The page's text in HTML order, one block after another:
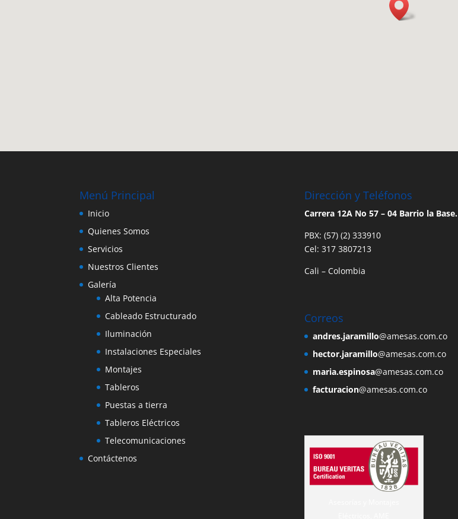
Menú Principal
Inicio
Quienes Somos
Servicios
Nuestros Clientes
Galería
Alta Potencia
Cableado Estructurado
Iluminación
Instalaciones Especiales
Montajes
Tableros
Puestas a tierra
Tableros Eléctricos
Telecomunicaciones
Contáctenos
Dirección y Teléfonos
Carrera 12A No 57 – 04 Barrio la Base.
PBX: (57) (2) 333910
Cel: 317 3807213
Cali – Colombia
Correos
andres.jaramillo@amesas.com.co
hector.jaramillo@amesas.com.co
maria.espinosa@amesas.com.co
facturacion@amesas.com.co